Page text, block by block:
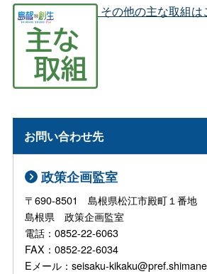
その他の主な取組は
お問い合わせ先
政策企画監室
〒690-8501 島根県松江市殿町１番地
島根県 政策企画監室
電話：0852-22-6063
FAX：0852-22-6034
Eメール：seisaku-